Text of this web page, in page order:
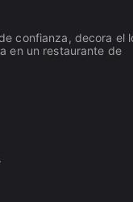
confianza, decora el
en un restaurante de